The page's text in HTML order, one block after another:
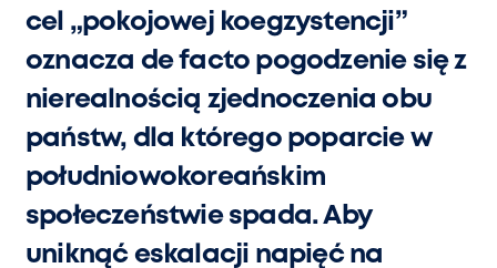
cel „pokojowej koegzystencji”
oznacza de facto pogodzenie się z
nierealnością zjednoczenia obu
państw, dla którego poparcie w
południowokoreańskim
społeczeństwie spada. Aby
uniknąć eskalacji napięć na